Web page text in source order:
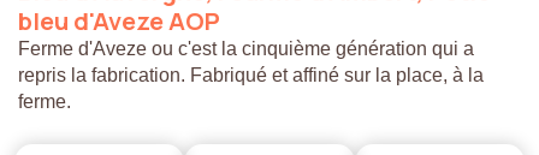
bleu d'AvezeAOP
Ferme d'Aveze ou c'est la cinquième génération qui a
repris la fabrication. Fabriqué et affiné sur la place, à la
ferme.